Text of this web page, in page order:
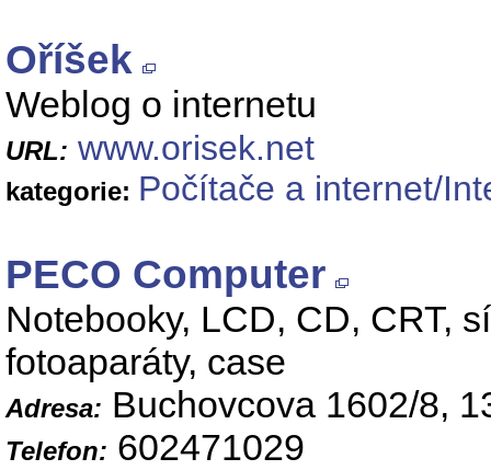
Oříšek
Weblog o internetu
URL: www.orisek.net
kategorie: Počítače a internet/
PECO Computer
Notebooky, LCD, CD, CRT,
fotoaparáty, case
Adresa: Buchovcova 1602/8,
Telefon: 602471029